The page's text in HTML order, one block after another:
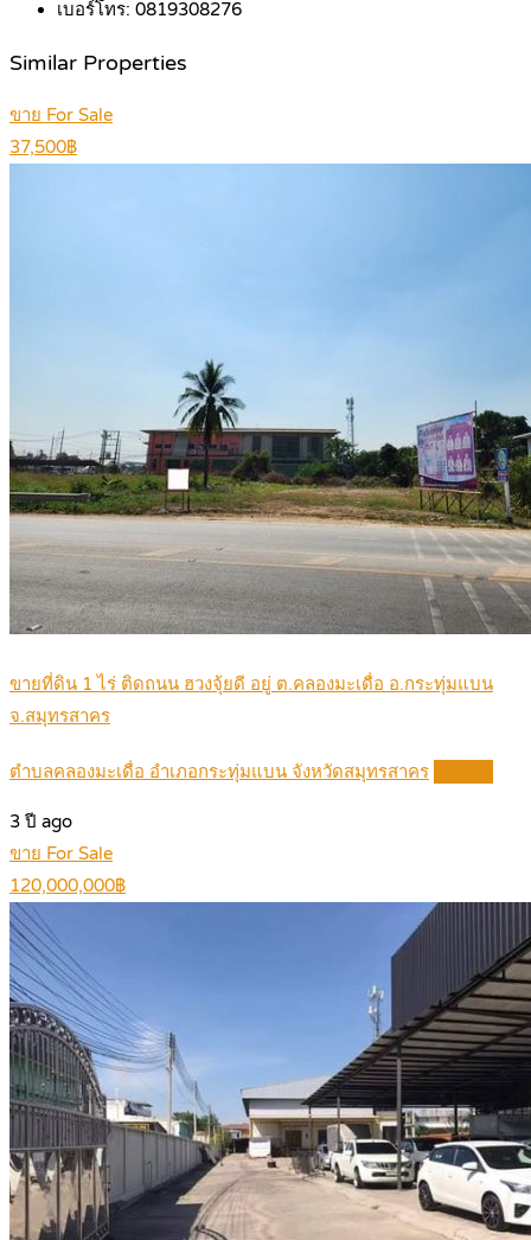
เบอร์โทร: 0819308276
Similar Properties
ขาย For Sale
37,500฿
ขายที่ดิน 1 ไร่ ติดถนน ฮวงจุ้ยดี อยู่ ต.คลองมะเดื่อ อ.กระทุ่มแบน
จ.สมุทรสาคร
ตำบลคลองมะเดื่อ อำเภอกระทุ่มแบน จังหวัดสมุทรสาคร
3 ปี ago
ขาย For Sale
120,000,000฿